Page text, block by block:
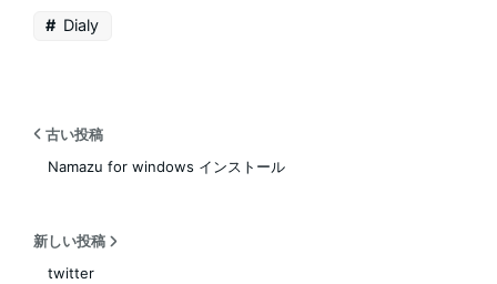
Dialy
古い投稿
Namazu for windows インストール
新しい投稿
twitter